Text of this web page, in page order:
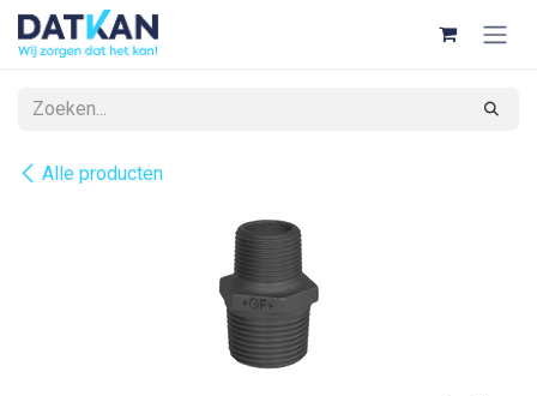
Overslaan naar inhoud
Alle producten